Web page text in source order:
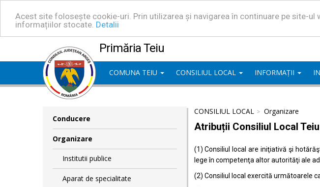
Acest site folosește cookie-uri. Prin utilizarea și navigarea în continuare pe site-
informațiilor stocate. Detalii
Primăria Teiu
COMUNA TEIU CONSILIUL LOCAL INFORMAȚII
Conducere
Organizare
Institutii publice
Aparat de specialitate
CONSILIUL LOCAL Organizare
Atribuții Consiliul Local Teiu
(1) Consiliul local are iniţiativă şi
lege în competenţa altor autorităţi ale
(2) Consiliul local exercită următoarele